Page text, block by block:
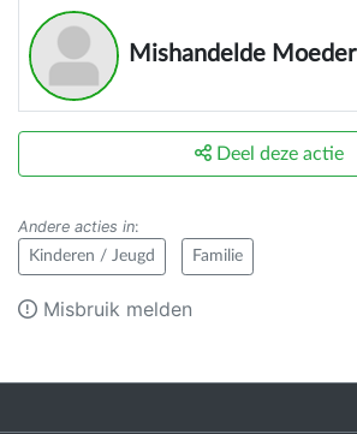
Mishandelde Moeder
Deel deze actie
Andere acties in:
Kinderen / Jeugd Familie
Misbruik melden